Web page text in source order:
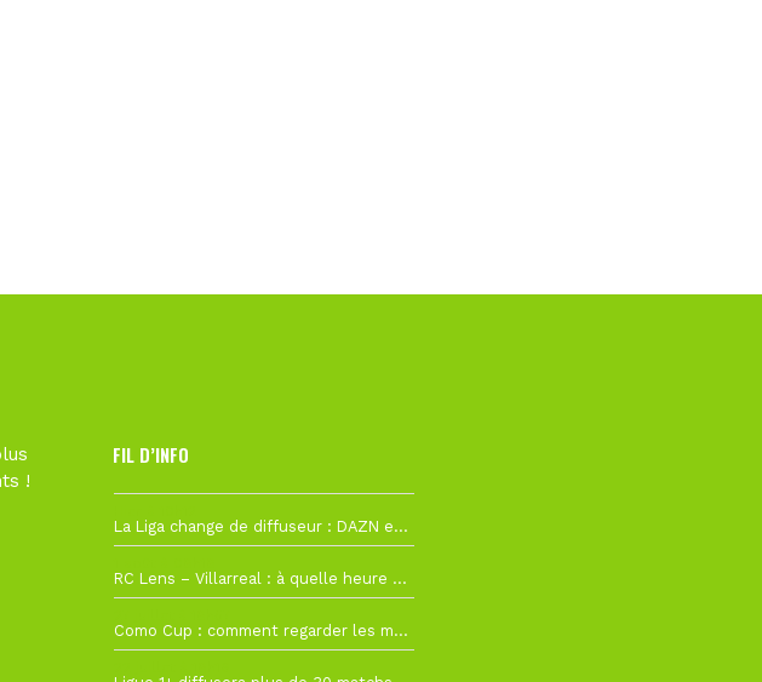
!
FIL D’INFO
La Liga change de diffuseur : DAZN et Disney+ remplacent beIN Sports !
RC Lens – Villarreal : à quelle heure et sur quelle chaîne voir la finale de la Como Cup ?
Como Cup : comment regarder les matchs du RC Lens en direct ?